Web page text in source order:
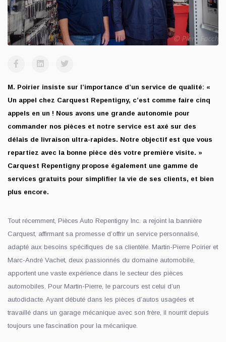
M. Poirier insiste sur l’importance d’un service de qualité: «
Un appel chez Carquest Repentigny, c’est comme faire cinq
appels en un ! Nous avons une grande autonomie pour
commander nos pièces et notre service est axé sur des
délais de livraison ultra-rapides. Notre objectif est que vous
repartiez avec la bonne pièce dès votre première visite. »
Carquest Repentigny propose également une gamme de
services gratuits pour simplifier la vie de ses clients, et bien
plus encore.
Tout récemment, Pièces Auto Repentigny Inc. a rejoint la bannière
Carquest, affirmant sa promesse d’offrir un service personnalisé,
adapté aux besoins spécifiques de sa clientèle. Martin-Pierre Poirier et
Marc-André Vachet, deux passionnés du domaine automobile,
apportent une vaste expérience dans le secteur des pièces
automobiles. Pour Martin-Pierre, le parcours est celui d’un
autodidacte. Ayant débuté dans les pièces d’autos usagées et
travaillé dans un garage mécanique avec son frère, il nourrit depuis
toujours une fascination pour la mécanique.